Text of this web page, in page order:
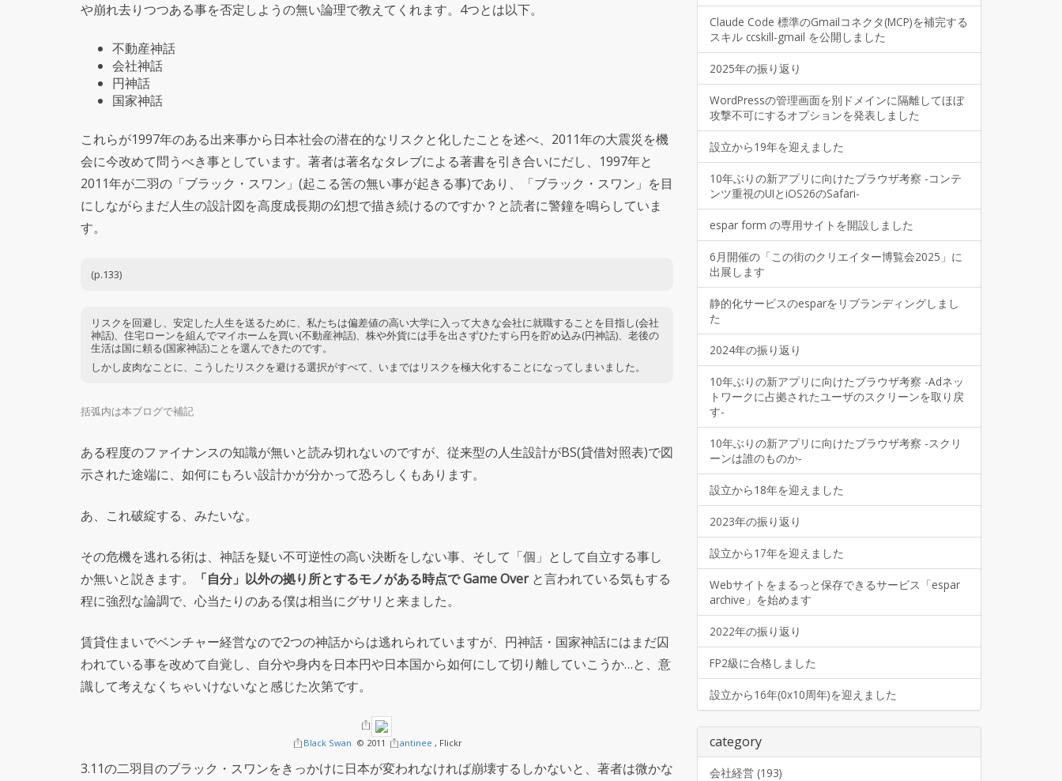
や崩れ去りつつある事を否定しようの無い論理で教えてくれます。4つとは以下。
不動産神話
会社神話
円神話
国家神話
これらが1997年のある出来事から日本社会の潜在的なリスクと化したことを述べ、2011年の大震災を機
会に今改めて問うべき事としています。著者は著名なタレブによる著書を引き合いにだし、1997年と
2011年が二羽の「ブラック・スワン」(起こる筈の無い事が起きる事)であり、「ブラック・スワン」を目
にしながらまだ人生の設計図を高度成長期の幻想で描き続けるのですか？と読者に警鐘を鳴らしていま
す。
(p.133)
リスクを回避し、安定した人生を送るために、私たちは偏差値の高い大学に入って大きな会社に就職することを目指し(会社
神話)、住宅ローンを組んでマイホームを買い(不動産神話)、株や外貨には手を出さずひたすら円を貯め込み(円神話)、老後の
生活は国に頼る(国家神話)ことを選んできたのです。
しかし皮肉なことに、こうしたリスクを避ける選択がすべて、いまではリスクを極大化することになってしまいました。
括弧内は本ブログで補記
ある程度のファイナンスの知識が無いと読み切れないのですが、従来型の人生設計がBS(貸借対照表)で図
示された途端に、如何にもろい設計かが分かって恐ろしくもあります。
あ、これ破綻する、みたいな。
その危機を逃れる術は、神話を疑い不可逆性の高い決断をしない事、そして「個」として自立する事し
か無いと説きます。
「自分」以外の拠り所とするモノがある時点で Game Overと言われている気もする
程に強烈な論調で、心当たりのある僕は相当にグサリと来ました。
賃貸住まいでベンチャー経営なので2つの神話からは逃れられていますが、円神話・国家神話にはまだ囚
われている事を改めて自覚し、自分や身内を日本円や日本国から如何にして切り離していこうか…と、意
識して考えなくちゃいけないなと感じた次第です。
Black Swan © 2011 antinee , Flickr
3.11の二羽目のブラック・スワンをきっかけに日本が変われなければ崩壊するしかないと、著者は微かな
Claude Code 標準のGmailコネクタ(MCP)を補完する
スキル ccskill-gmail を公開しました
2025年の振り返り
WordPressの管理画面を別ドメインに隔離してほぼ
攻撃不可にするオプションを発表しました
設立から19年を迎えました
10年ぶりの新アプリに向けたブラウザ考察 -コンテ
ンツ重視のUIとiOS26のSafari-
espar form の専用サイトを開設しました
6月開催の「この街のクリエイター博覧会2025」に
出展します
静的化サービスのesparをリブランディングしまし
た
2024年の振り返り
10年ぶりの新アプリに向けたブラウザ考察 -Adネッ
トワークに占拠されたユーザのスクリーンを取り戻
す-
10年ぶりの新アプリに向けたブラウザ考察 -スクリ
ーンは誰のものか-
設立から18年を迎えました
2023年の振り返り
設立から17年を迎えました
Webサイトをまるっと保存できるサービス「espar
archive」を始めます
2022年の振り返り
FP2級に合格しました
設立から16年(0x10周年)を迎えました
category
会社経営 (193)